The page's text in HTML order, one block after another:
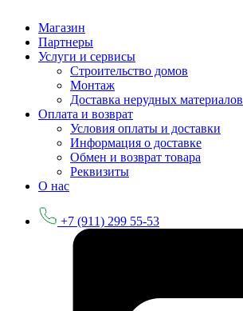
Магазин
Партнеры
Услуги и сервисы
Строительство домов
Монтаж
Доставка нерудных материалов
Оплата и возврат
Условия оплаты и доставки
Информация о доставке
Обмен и возврат товара
Реквизиты
О нас
+7 (911) 299 55-53